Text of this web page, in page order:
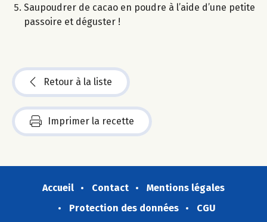
Saupoudrer de cacao en poudre à l’aide d’une petite
passoire et déguster !
Retour à la liste
Imprimer la recette
Accueil Contact
Mentions légales
Protection des données
CGU